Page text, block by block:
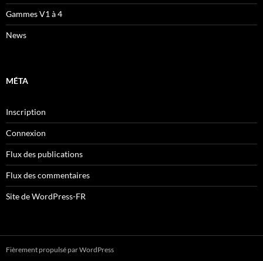
Gammes V1 à 4
News
MÉTA
Inscription
Connexion
Flux des publications
Flux des commentaires
Site de WordPress-FR
Fièrement propulsé par WordPress